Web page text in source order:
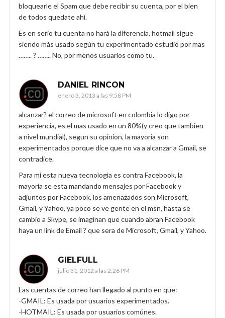
bloquearle el Spam que debe recibir su cuenta, por el bien
de todos quedate ahí.
Es en serio tu cuenta no hará la diferencia, hotmail sigue
siendo más usado según tu experimentado estudio por mas
…….. ? …….. No, por menos usuarios como tu.
DANIEL RINCON
enero 3, 2013 a las 9:58 PM
alcanzar? el correo de microsoft en colombia lo digo por
experiencia, es el mas usado en un 80%(y creo que tambien
a nivel mundial), segun su opinion, la mayoria son
experimentados porque dice que no va a alcanzar a Gmail, se
contradice.
Para mi esta nueva tecnologia es contra Facebook, la
mayoria se esta mandando mensajes por Facebook y
adjuntos por Facebook, los amenazados son Microsoft,
Gmail, y Yahoo, ya poco se ve gente en el msn, hasta se
cambio a Skype, se imaginan que cuando abran Facebook
haya un link de Email ? que sera de Microsoft, Gmail, y Yahoo.
GIELFULL
julio 31, 2012 a las 2:26 PM
Las cuentas de correo han llegado al punto en que:
-GMAIL: Es usada por usuarios experimentados.
-HOTMAIL: Es usada por usuarios comúnes.